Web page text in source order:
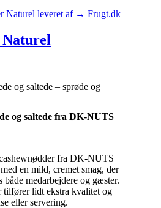
og saltede fra DK-NUTS
fra DK-NUTS
en mild, cremet smag, der
medarbejdere og gæster.
tilfører lidt ekstra kvalitet og
eller servering.